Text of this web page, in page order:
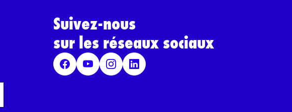
Suivez-nous
sur les réseaux sociaux